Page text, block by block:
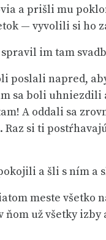
a prišli mu
— vyvolili si ho
im tam
poslali napred,
sa boli uhniezdili
A oddali sa
si ti
a šli s ním a
meste všetko
už všetky izby